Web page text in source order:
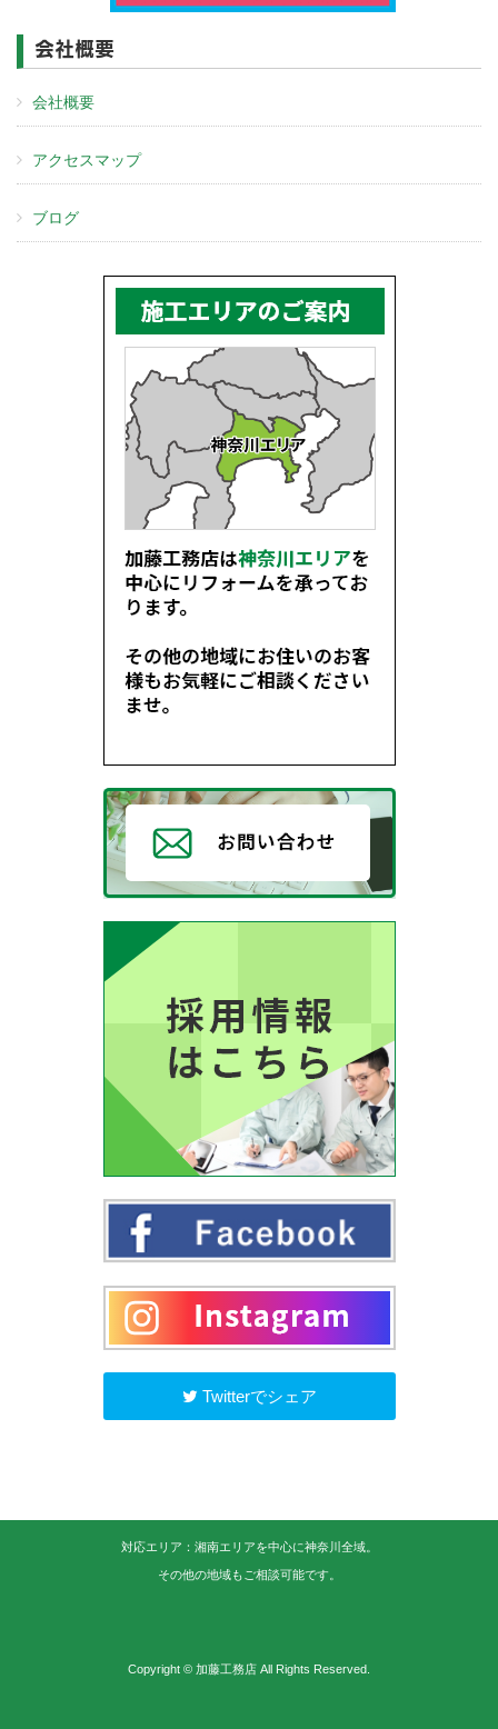
会社概要
会社概要
アクセスマップ
ブログ
Twitterでシェア
対応エリア：湘南エリアを中心に神奈川全域。
その他の地域もご相談可能です。
Copyright © 加藤工務店 All Rights Reserved.